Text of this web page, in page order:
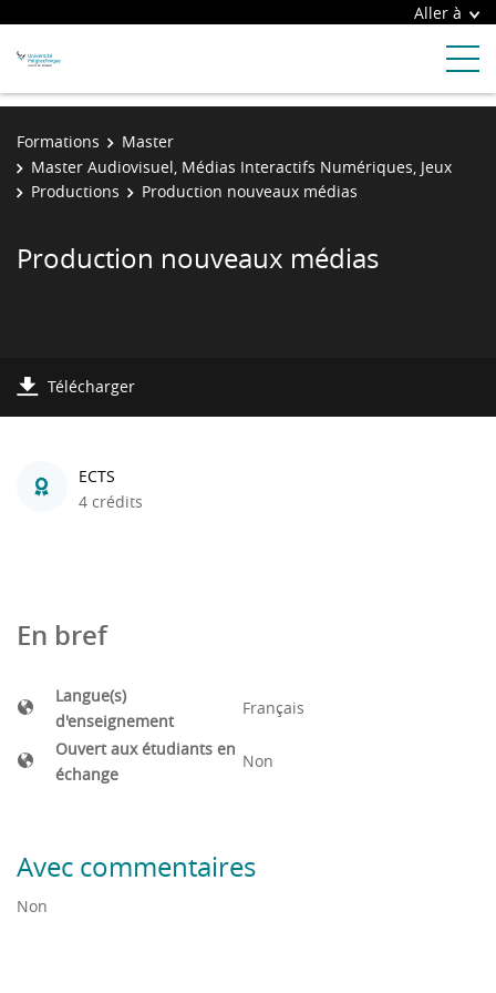
Aller à
Formations
Master
Master Audiovisuel, Médias Interactifs Numériques, Jeux
Productions
Production nouveaux médias
Production nouveaux médias
Télécharger
ECTS
4 crédits
En bref
Langue(s)
d'enseignement
Français
Ouvert aux étudiants en
échange
Non
Avec commentaires
Non